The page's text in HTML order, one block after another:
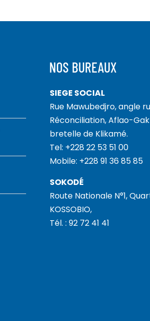
NOS BUREAUX
SIEGE SOCIAL
Rue Mawubedjro, angle
Réconciliation, Aflao-
bretelle de Klikamé.
Tel: +228 22 53 51 00
Mobile: +228 91 36 85 85
SOKODÉ
Route Nationale N°1,
KOSSOBIO,
Tél. : 92 72 41 41